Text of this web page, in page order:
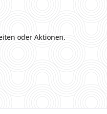
oder Aktionen.